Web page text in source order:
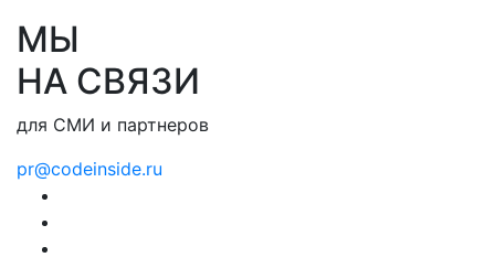
МЫ
НА СВЯЗИ
для СМИ и партнеров
pr@codeinside.ru